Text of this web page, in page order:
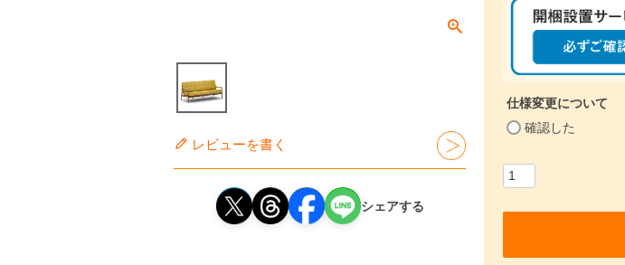
レビューを書く
シェアする
仕様変更について
確認した